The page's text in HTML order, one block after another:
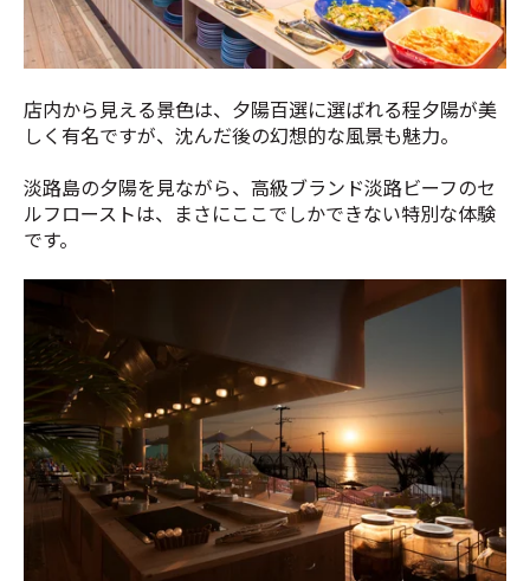
店内から見える景色は、夕陽百選に選ばれる程夕陽が美
しく有名ですが、沈んだ後の幻想的な風景も魅力。
淡路島の夕陽を見ながら、高級ブランド淡路ビーフのセ
ルフローストは、まさにここでしかできない特別な体験
です。